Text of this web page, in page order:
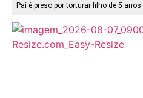
Pai é preso por torturar filho de 5